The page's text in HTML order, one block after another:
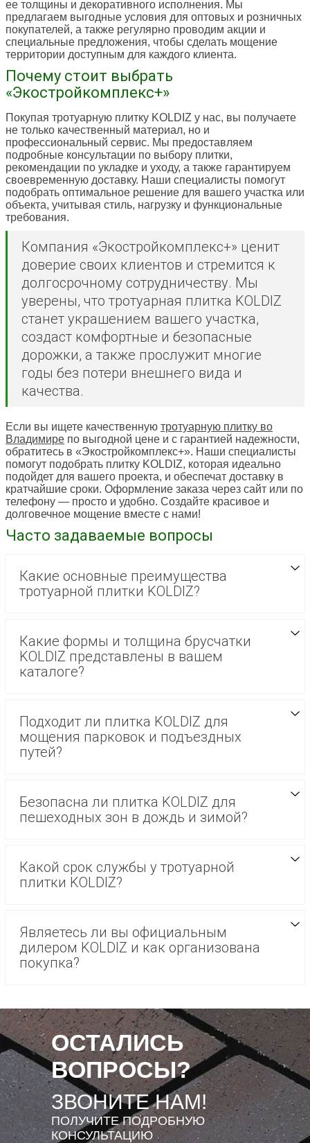
ее толщины и декоративного исполнения. Мы
предлагаем выгодные условия для оптовых и розничных
покупателей, а также регулярно проводим акции и
специальные предложения, чтобы сделать мощение
территории доступным для каждого клиента.
Почему стоит выбрать
«Экостройкомплекс+»
Покупая тротуарную плитку KOLDIZ у нас, вы получаете
не только качественный материал, но и
профессиональный сервис. Мы предоставляем
подробные консультации по выбору плитки,
рекомендации по укладке и уходу, а также гарантируем
своевременную доставку. Наши специалисты помогут
подобрать оптимальное решение для вашего участка или
объекта, учитывая стиль, нагрузку и функциональные
требования.
Компания «Экостройкомплекс+» ценит
доверие своих клиентов и стремится к
долгосрочному сотрудничеству. Мы
уверены, что тротуарная плитка KOLDIZ
станет украшением вашего участка,
создаст комфортные и безопасные
дорожки, а также прослужит многие
годы без потери внешнего вида и
качества.
Если вы ищете качественную тротуарную плитку во
Владимире по выгодной цене и с гарантией надежности,
обратитесь в «Экостройкомплекс+». Наши специалисты
помогут подобрать плитку KOLDIZ, которая идеально
подойдет для вашего проекта, и обеспечат доставку в
кратчайшие сроки. Оформление заказа через сайт или по
телефону — просто и удобно. Создайте красивое и
долговечное мощение вместе с нами!
Часто задаваемые вопросы
Какие основные преимущества
тротуарной плитки KOLDIZ?
Какие формы и толщина брусчатки
KOLDIZ представлены в вашем
каталоге?
Подходит ли плитка KOLDIZ для
мощения парковок и подъездных
путей?
Безопасна ли плитка KOLDIZ для
пешеходных зон в дождь и зимой?
Какой срок службы у тротуарной
плитки KOLDIZ?
Являетесь ли вы официальным
дилером KOLDIZ и как организована
покупка?
ОСТАЛИСЬ
ВОПРОСЫ?
ЗВОНИТЕ НАМ!
ПОЛУЧИТЕ ПОДРОБНУЮ
КОНСУЛЬТАЦИЮ